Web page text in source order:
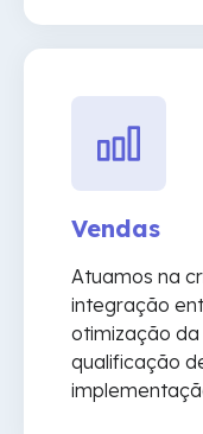
Vendas
Atuamos na
integração
otimização
qualificação